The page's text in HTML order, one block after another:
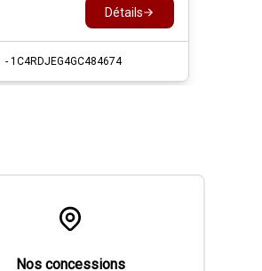
Détails
- 1C4RDJEG4GC484674
Nos concessions